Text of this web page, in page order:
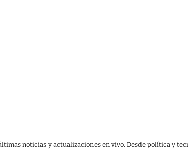
noticias y actualizaciones en vivo. Desde política y